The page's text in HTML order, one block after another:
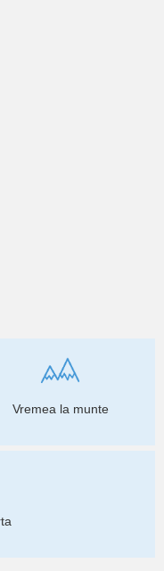
Vremea la munte